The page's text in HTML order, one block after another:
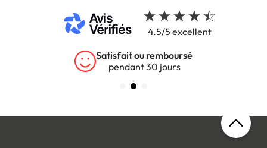
4.5/5 excellent
Satisfait ou remboursé
pendant 30 jours